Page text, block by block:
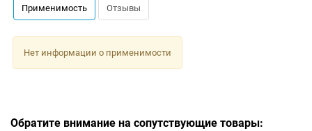
Применимость Отзывы
Нет информации о применимости
Обратите внимание на сопутствующие товары: